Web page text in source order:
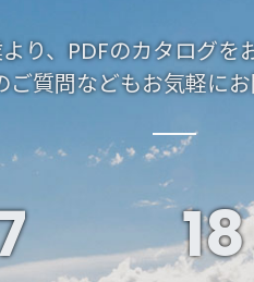
り、PDFのカタログを
ご質問などもお気軽に
19